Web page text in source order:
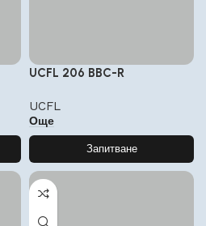
UCFL 206 BBC-R
UCFL
Още
Запитване